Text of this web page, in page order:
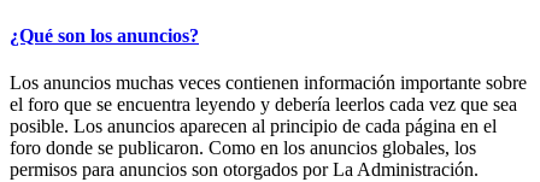
¿Qué son los anuncios?
Los anuncios muchas veces contienen información importante sobre
el foro que se encuentra leyendo y debería leerlos cada vez que sea
posible. Los anuncios aparecen al principio de cada página en el
foro donde se publicaron. Como en los anuncios globales, los
permisos para anuncios son otorgados por La Administración.